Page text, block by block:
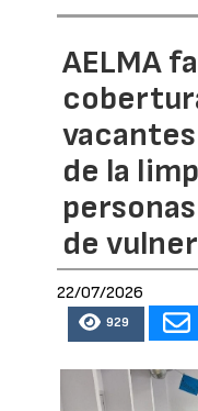
AELMA
de la
de
22/07/2026
929